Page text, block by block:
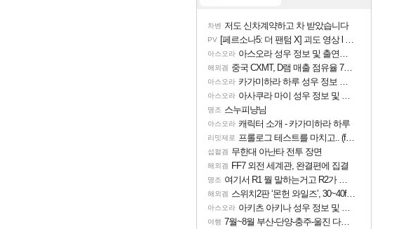
차벤 저도 신차계약하고 차 받았습니다
PV [페르소나5: 더 팬텀 X] 괴도 영상 l 타카마키 안·댄싱 스타
아스오라 아스오라 성우 정보 및 출연작 모음
해외겜 중국 CXMT, D램 매출 점유율 7%…글로벌 4위로 부상
아스오라 카가미하라 하루 성우 정보 및 주요 필모
아스오라 아사쿠라 마이 성우 정보 및 주요 필모
명조 스누피냥님
아스오라 캐릭터 소개 - 카가미하라 하루
리밋제로 프롤로그 테스트를 마치고.. (feat. 리아)
섭컬겜 무한대 아난타 전투 장면
해외겜 FF7 외전 세계관, 완결편에 집결
명조 여기서 R1 뭘 말하는거고 R2가 뭘말하는걸까요?
해외겜 스위치2판 ‘몬헌 와일즈’, 30~40fps 목표 추정
아스오라 아키츠 아키나 성우 정보 및 주요 필모
여행 7월~8월 부산-단양-충주-울진 다녀왔어요~